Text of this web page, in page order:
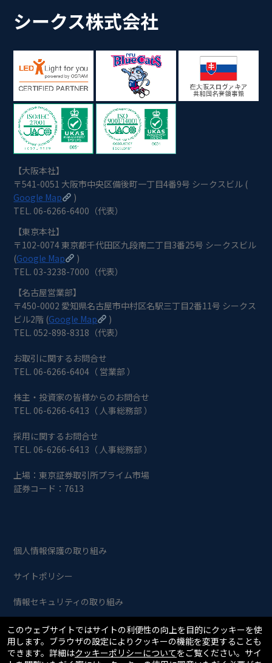
シークス株式会社
【大阪本社】
〒541-0051 大阪市中央区備後町一丁目4番9号 シークスビル (
Google Map
)
TEL. 06-6266-6400（代表）
【東京本社】
〒102-0074 東京都千代田区九段南二丁目3番25号 シークスビル
(Google Map
)
TEL. 03-3238-7000（代表）
【名古屋営業部】
〒450-0002 愛知県名古屋市中村区名駅三丁目2番11号 シークス
ビル2階 (Google Map
)
TEL. 052-898-8318（代表）
お取引に関するお問合せ
TEL. 06-6266-6404（ 営業部 ）
株主・投資家の皆様からのお問合せ
TEL. 06-6266-6413（ 人事総務部 ）
採用に関するお問合せ
TEL. 06-6266-6413（ 人事総務部 ）
上場：東京証券取引所プライム市場
証券コード：7613
個人情報保護の取り組み
サイトポリシー
情報セキュリティの取り組み
Copyright © SIIX Corporation. All Rights Reserved.
このウェブサイトではサイトの利便性の向上を目的にクッキーを使
用します。ブラウザの設定によりクッキーの機能を変更することも
できます。詳細はクッキーポリシーについてをご覧ください。サイ